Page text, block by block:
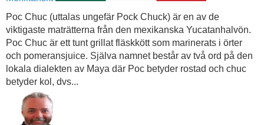
Poc Chuc (uttalas ungefär Pock Chuck) är en av de
viktigaste maträtterna från den mexikanska Yucatanhalvön.
Poc Chuc är ett tunt grillat fläskkött som marinerats i örter
och pomeransjuice. Själva namnet består av två ord på den
lokala dialekten av Maya där Poc betyder rostad och chuc
betyder kol, dvs...